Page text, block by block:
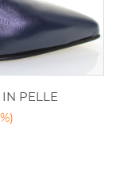
PELLE